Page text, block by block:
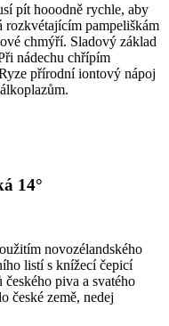
pít hooodně rychle, aby
rozkvétajícím pampeliškám
chmýří. Sladový základ
nádechu chřípím
přírodní iontový nápoj
14°
novozélandského
listí s knížecí čepicí
piva a svatého
české země, nedej